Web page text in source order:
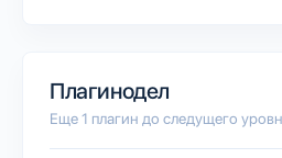
Плагинодел
Еще 1 плагин до следущего